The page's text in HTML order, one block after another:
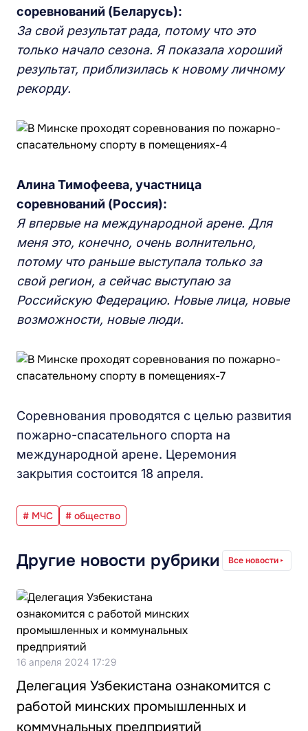
соревнований (Беларусь):
За свой результат рада, потому что это
только начало сезона. Я показала хороший
результат, приблизилась к новому личному
рекорду.
Алина Тимофеева, участница
соревнований (Россия):
Я впервые на международной арене. Для
меня это, конечно, очень волнительно,
потому что раньше выступала только за
свой регион, а сейчас выступаю за
Российскую Федерацию. Новые лица, новые
возможности, новые люди.
Соревнования проводятся с целью развития
пожарно-спасательного спорта на
международной арене. Церемония
закрытия состоится 18 апреля.
# МЧС # общество
Другие новости рубрики Все новости
16 апреля 2024 17:29
Делегация Узбекистана ознакомится с
работой минских промышленных и
коммунальных предприятий